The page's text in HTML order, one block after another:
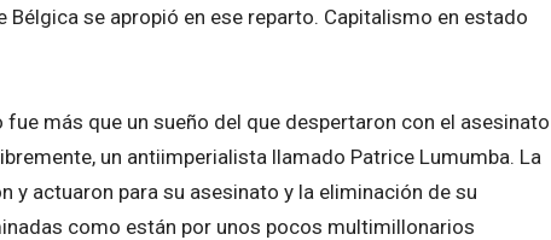
se apropió en ese reparto. Capitalismo en estado
más que un sueño del que despertaron con el asesinato
un antiimperialista llamado Patrice Lumumba. La
y actuaron para su asesinato y la eliminación de su
como están por unos pocos multimillonarios